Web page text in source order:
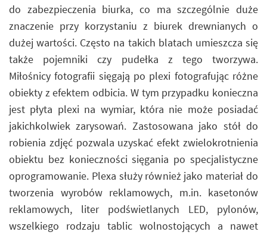
do zabezpieczenia biurka, co ma szczególnie duże
znaczenie przy korzystaniu z biurek drewnianych o
dużej wartości. Często na takich blatach umieszcza się
także pojemniki czy pudełka z tego tworzywa.
Miłośnicy fotografii sięgają po plexi fotografując różne
obiekty z efektem odbicia. W tym przypadku konieczna
jest płyta plexi na wymiar, która nie może posiadać
jakichkolwiek zarysowań. Zastosowana jako stół do
robienia zdjęć pozwala uzyskać efekt zwielokrotnienia
obiektu bez konieczności sięgania po specjalistyczne
oprogramowanie. Plexa służy również jako materiał do
tworzenia wyrobów reklamowych, m.in. kasetonów
reklamowych, liter podświetlanych LED, pylonów,
wszelkiego rodzaju tablic wolnostojących a nawet